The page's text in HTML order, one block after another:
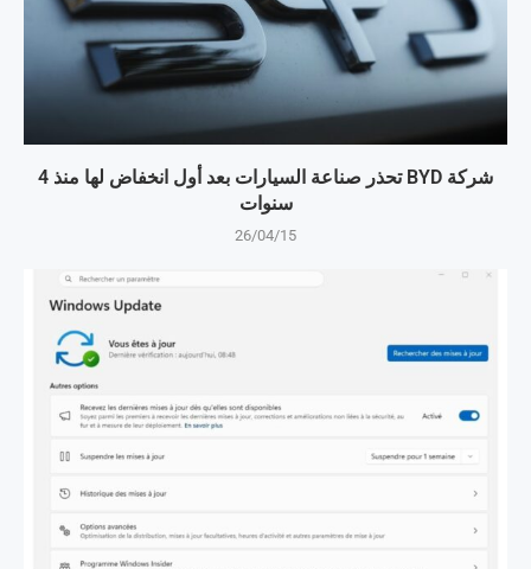
شركة BYD تحذر صناعة السيارات بعد أول انخفاض لها منذ 4
سنوات
26/04/15